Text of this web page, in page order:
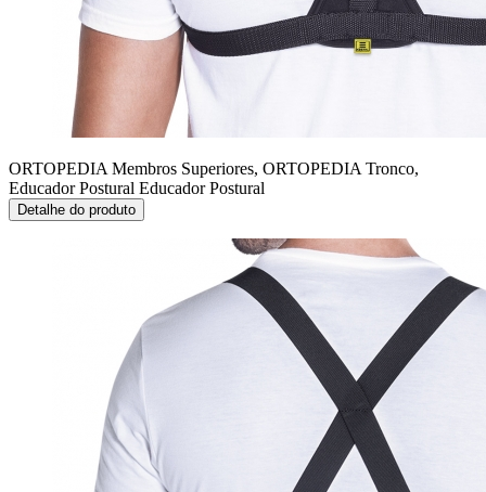
ORTOPEDIA Membros Superiores, ORTOPEDIA Tronco,
Educador Postural Educador Postural
Detalhe do produto